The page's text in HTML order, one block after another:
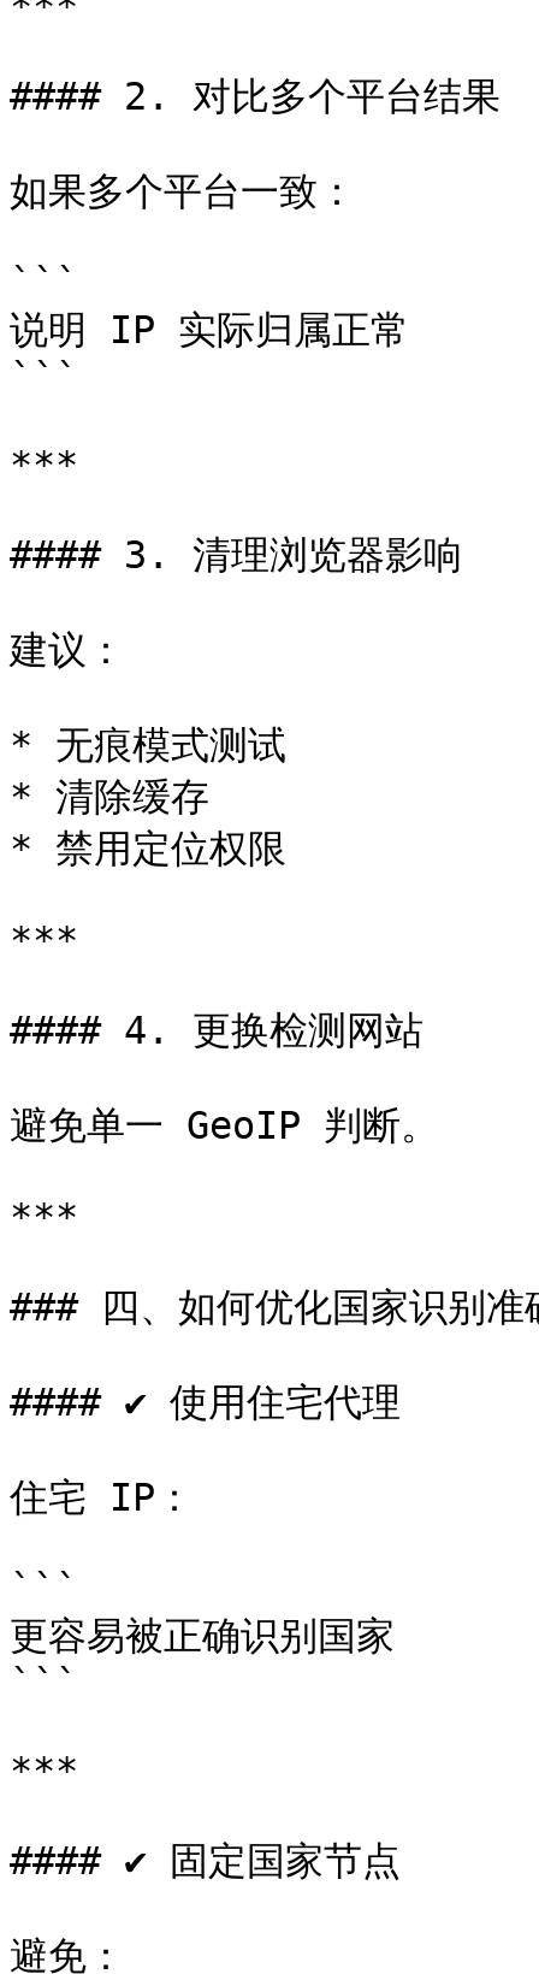
#### 2. 对比多个平台结果
如果多个平台一致：
```
说明 IP 实际归属正常
```
***
#### 3. 清理浏览器影响
建议：
* 无痕模式测试
* 清除缓存
* 禁用定位权限
***
#### 4. 更换检测网站
避免单一 GeoIP 判断。
***
### 四、如何优化国家识别准
#### ✔ 使用住宅代理
住宅 IP：
```
更容易被正确识别国家
```
***
#### ✔ 固定国家节点
避免：